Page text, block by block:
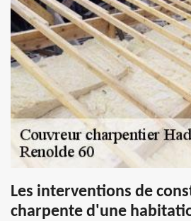
Les interventions de
charpente d'une